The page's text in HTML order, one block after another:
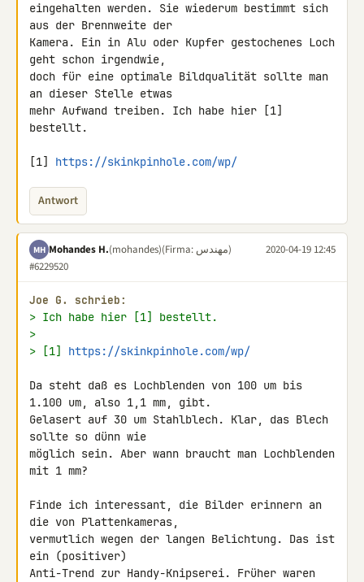
eingehalten werden. Sie wiederum bestimmt sich
aus der Brennweite der
Kamera. Ein in Alu oder Kupfer gestochenes Loch
geht schon irgendwie,
doch für eine optimale Bildqualität sollte man
an dieser Stelle etwas
mehr Aufwand treiben. Ich habe hier [1]
bestellt.
[1] https://skinkpinhole.com/wp/
Antwort
MH Mohandes H.(mohandes) (Firma: مهندس)
2020-04-19 12:45
#6229520
Joe G. schrieb:
> Ich habe hier [1] bestellt.
>
> [1] https://skinkpinhole.com/wp/
Da steht daß es Lochblenden von 100 um bis
1.100 um, also 1,1 mm, gibt.
Gelasert auf 30 um Stahlblech. Klar, das Blech
sollte so dünn wie
möglich sein. Aber wann braucht man Lochblenden
mit 1 mm?
Finde ich interessant, die Bilder erinnern an
die von Plattenkameras,
vermutlich wegen der langen Belichtung. Das ist
ein (positiver)
Anti-Trend zur Handy-Knipserei. Früher waren